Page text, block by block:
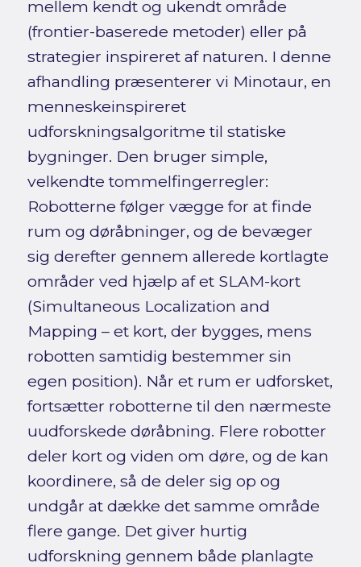
mellem kendt og ukendt område
(frontier-baserede metoder) eller på
strategier inspireret af naturen. I denne
afhandling præsenterer vi Minotaur, en
menneskeinspireret
udforskningsalgoritme til statiske
bygninger. Den bruger simple,
velkendte tommelfingerregler:
Robotterne følger vægge for at finde
rum og døråbninger, og de bevæger
sig derefter gennem allerede kortlagte
områder ved hjælp af et SLAM-kort
(Simultaneous Localization and
Mapping – et kort, der bygges, mens
robotten samtidig bestemmer sin
egen position). Når et rum er udforsket,
fortsætter robotterne til den nærmeste
uudforskede døråbning. Flere robotter
deler kort og viden om døre, og de kan
koordinere, så de deler sig op og
undgår at dække det samme område
flere gange. Det giver hurtig
udforskning gennem både planlagte